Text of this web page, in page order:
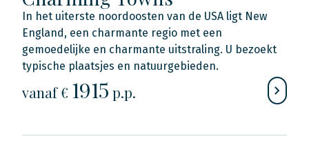
In het uiterste noordoosten van de USA ligt New
England, een charmante regio met een
gemoedelijke en charmante uitstraling. U bezoekt
typische plaatsjes en natuurgebieden.
vanaf € 1915 p.p.